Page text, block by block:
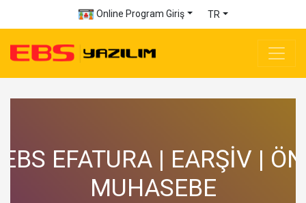
Online Program Giriş TR
EBS EFATURA | EARŞİV | ÖN
MUHASEBE